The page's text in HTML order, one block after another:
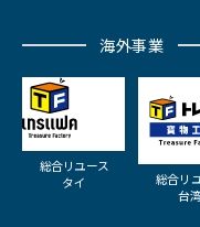
海外事業
総合リユース
タイ
総合リ
台湾